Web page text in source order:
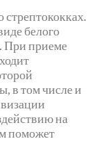
стрептококках.
белого
При приеме
в том числе и
на
поможет